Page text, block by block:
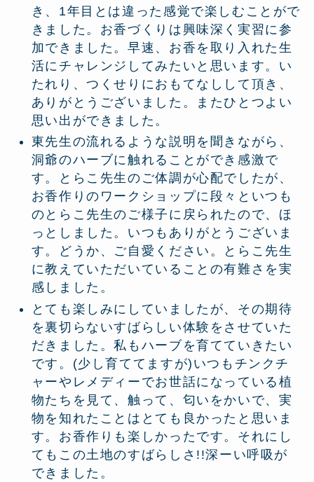
き、1年目とは違った感覚で楽しむことがで
きました。お香づくりは興味深く実習に参
加できました。早速、お香を取り入れた生
活にチャレンジしてみたいと思います。い
たれり、つくせりにおもてなしして頂き、
ありがとうございました。またひとつよい
思い出ができました。
東先生の流れるような説明を聞きながら、
洞爺のハーブに触れることができ感激で
す。とらこ先生のご体調が心配でしたが、
お香作りのワークショップに段々といつも
のとらこ先生のご様子に戻られたので、ほ
っとしました。いつもありがとうございま
す。どうか、ご自愛ください。とらこ先生
に教えていただいていることの有難さを実
感しました。
とても楽しみにしていましたが、その期待
を裏切らないすばらしい体験をさせていた
だきました。私もハーブを育てていきたい
です。(少し育ててますが)いつもチンクチ
ャーやレメディーでお世話になっている植
物たちを見て、触って、匂いをかいで、実
物を知れたことはとても良かったと思いま
す。お香作りも楽しかったです。それにし
てもこの土地のすばらしさ!!深ーい呼吸が
できました。